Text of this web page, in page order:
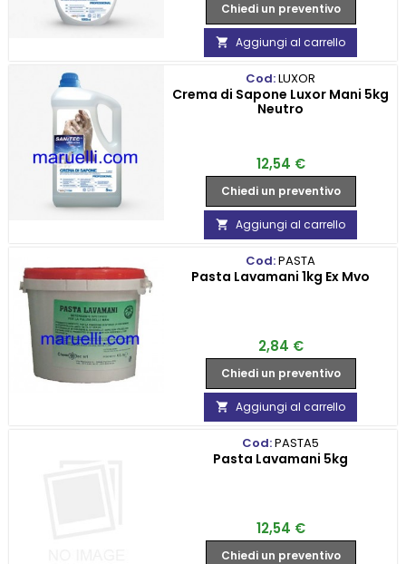
Chiedi un preventivo
 Aggiungi al carrello
Cod:LUXOR
Crema di Sapone Luxor Mani 5kg
Neutro
Prezzo
12,54 €
Chiedi un preventivo
 Aggiungi al carrello
Cod:PASTA
Pasta Lavamani 1kg Ex Mvo
Prezzo
2,84 €
Chiedi un preventivo
 Aggiungi al carrello
Cod:PASTA5
Pasta Lavamani 5kg
Prezzo
12,54 €
Chiedi un preventivo